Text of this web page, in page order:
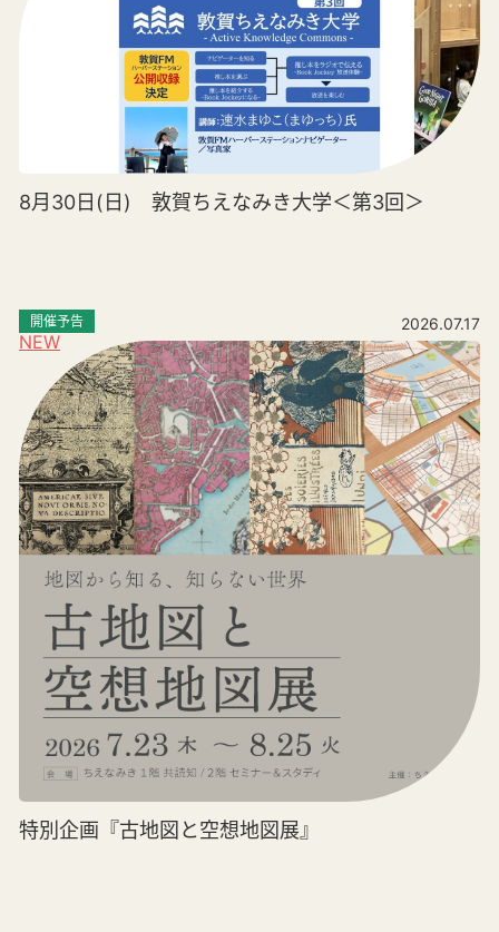
8月30日(日) 敦賀ちえなみき大学＜第3回＞
NEW
開催予告 2026.07.17
特別企画『古地図と空想地図展』